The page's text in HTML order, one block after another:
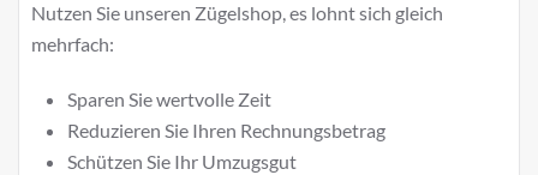
Nutzen Sie unseren Zügelshop, es lohnt sich gleich
mehrfach:
Sparen Sie wertvolle Zeit
Reduzieren Sie Ihren Rechnungsbetrag
Schützen Sie Ihr Umzugsgut